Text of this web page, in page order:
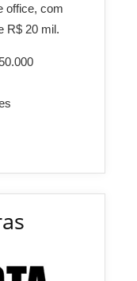
office, com
R$ 20 mil.